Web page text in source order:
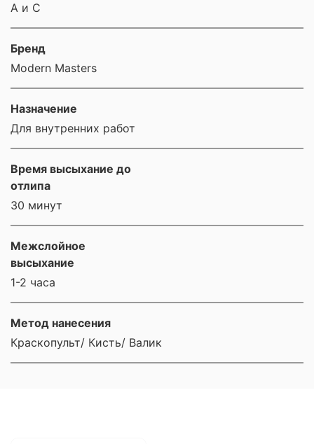
A и C
Бренд
Modern Masters
Назначение
Для внутренних работ
Время высыхание до
отлипа
30 минут
Межслойное
высыхание
1-2 часа
Метод нанесения
Краскопульт/ Кисть/ Валик